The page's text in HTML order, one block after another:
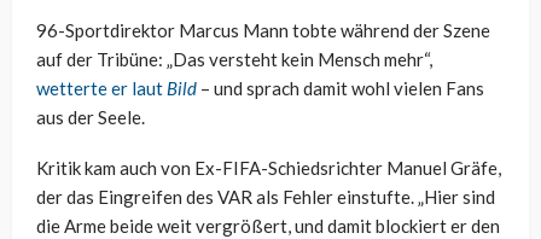
96-Sportdirektor Marcus Mann tobte während der Szene
auf der Tribüne: „Das versteht kein Mensch mehr“,
wetterte er laut Bild – und sprach damit wohl vielen Fans
aus der Seele.
Kritik kam auch von Ex-FIFA-Schiedsrichter Manuel Gräfe,
der das Eingreifen des VAR als Fehler einstufte. „Hier sind
die Arme beide weit vergrößert, und damit blockiert er den